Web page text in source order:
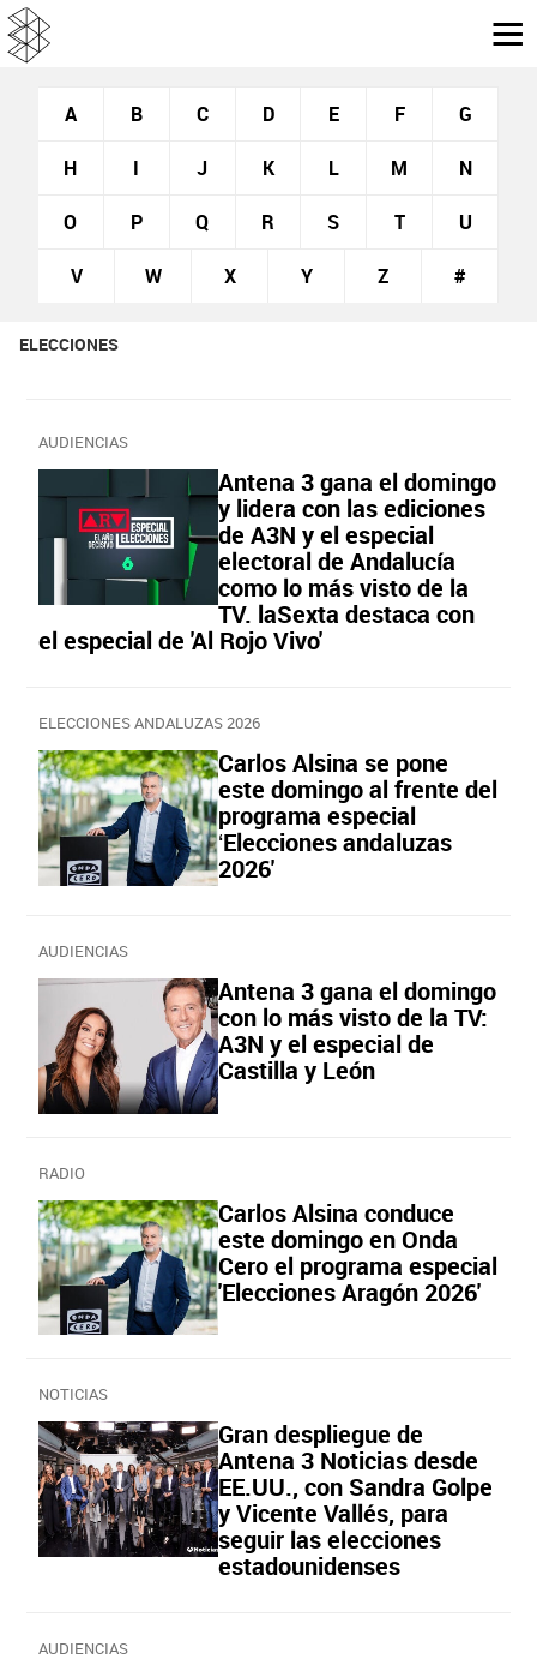
A B C D E F G
H I J K L M N
O P Q R S T U
V W X Y Z #
ELECCIONES
AUDIENCIAS
Antena 3 gana el domingo
y lidera con las ediciones
de A3N y el especial
electoral de Andalucía
como lo más visto de la
TV. laSexta destaca con
el especial de 'Al Rojo Vivo'
ELECCIONES ANDALUZAS 2026
Carlos Alsina se pone
este domingo al frente del
programa especial
‘Elecciones andaluzas
2026'
AUDIENCIAS
Antena 3 gana el domingo
con lo más visto de la TV:
A3N y el especial de
Castilla y León
RADIO
Carlos Alsina conduce
este domingo en Onda
Cero el programa especial
'Elecciones Aragón 2026'
NOTICIAS
Gran despliegue de
Antena 3 Noticias desde
EE.UU., con Sandra Golpe
y Vicente Vallés, para
seguir las elecciones
estadounidenses
AUDIENCIAS